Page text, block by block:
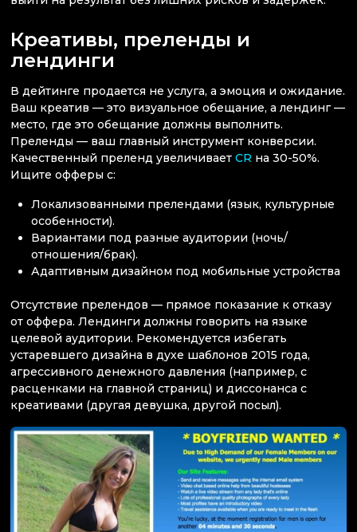
Креативы, преленды и
лендинги
В дейтинге продается не услуга, а эмоция и ожидание.
Ваш креатив — это визуальное обещание, а лендинг —
место, где это обещание должны выполнить.
Преленды — ваш главный инструмент конверсии.
Качественный преленд увеличивает CR на 30-50%.
Ищите офферы с:
Локализованными прелендами (язык, культурные
особенности).
Вариантами под разные аудитории (ночь/
отношения/брак).
Адаптивным дизайном под мобильные устройства
Отсутствие прелендов — прямое показание к отказу
от оффера. Лендинги должны говорить на языке
целевой аудитории. Рекомендуется избегать
устаревшего дизайна в духе шаблонов 2015 года,
агрессивного денежного давления (например, с
расценками на главной страниц) и диссонанса с
креативами (другая девушка, другой посыл).